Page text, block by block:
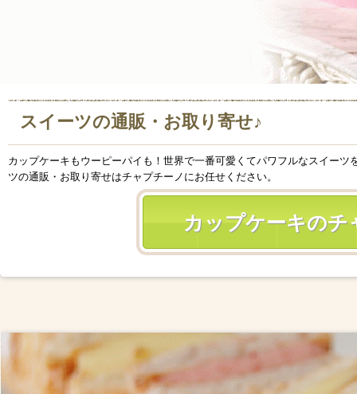
スイーツの通販・お取り寄せ♪
カップケーキもウーピーパイも！世界で一番可愛くてパワフルなスイー
ツの通販・お取り寄せはチャプチーノにお任せください。
カップケーキのチ